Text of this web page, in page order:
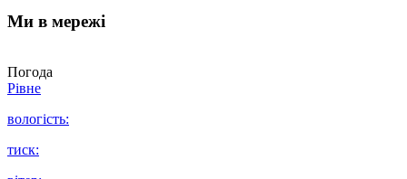
Ми в мережі
Погода
Рівне
вологість:
тиск: